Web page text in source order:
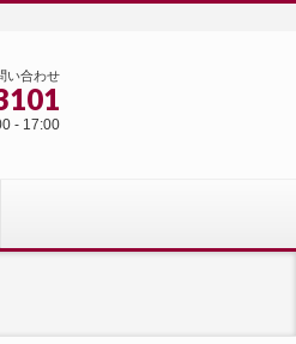
い合わせ
- 17:00